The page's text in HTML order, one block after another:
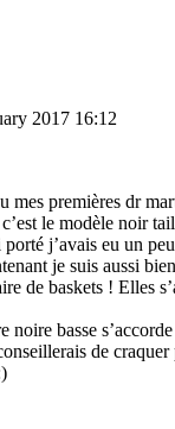
2017 16:12
mes premières dr
le modèle noir
j’avais eu un
je suis aussi
de baskets ! Elles
noire basse
de